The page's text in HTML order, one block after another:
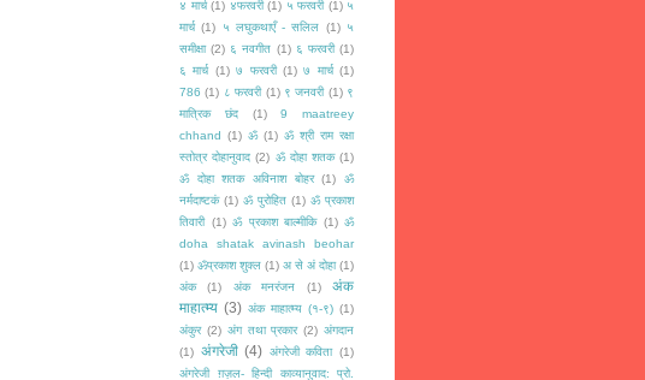
४ मार्च (1) ४फरवरी (1) ५ फरवरी (1) ५
मार्च (1) ५ लघुकथाएँ - सलिल (1) ५
समीक्षा (2) ६ नवगीत (1) ६ फरवरी (1)
६ मार्च (1) ७ फरवरी (1) ७ मार्च (1)
786 (1) ८ फरवरी (1) ९ जनवरी (1) ९
मात्रिक छंद
(1)
9 maatreey
chhand (1) ॐ (1) ॐ श्री राम रक्षा
स्तोत्र दोहानुवाद (2) ॐ दोहा शतक (1)
ॐ दोहा शतक अविनाश बोहर
(1)
ॐ
नर्मदाष्टकं (1) ॐ पुरोहित (1) ॐ प्रकाश
तिवारी (1) ॐ प्रकाश बाल्मीकि (1) ॐ
doha shatak avinash beohar
(1) ॐप्रकाश शुक्ल (1) अ से अं दोहा (1)
अंक
(1) अंक मनरंजन (1)
अंक
माहात्म्य (3) अंक माहात्म्य (१-९) (1)
अंकुर (2) अंग तथा प्रकार (2) अंगदान
(1) अंगरेजी (4) अंगरेजी कविता (1)
अंगरेजी ग़ज़ल- हिन्दी काव्यानुवाद: प्रो.